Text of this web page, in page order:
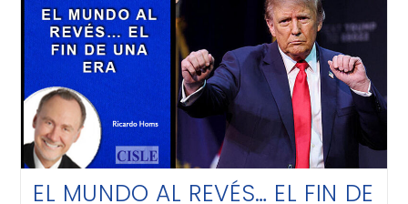
EL MUNDO AL REVÉS… EL FIN DE